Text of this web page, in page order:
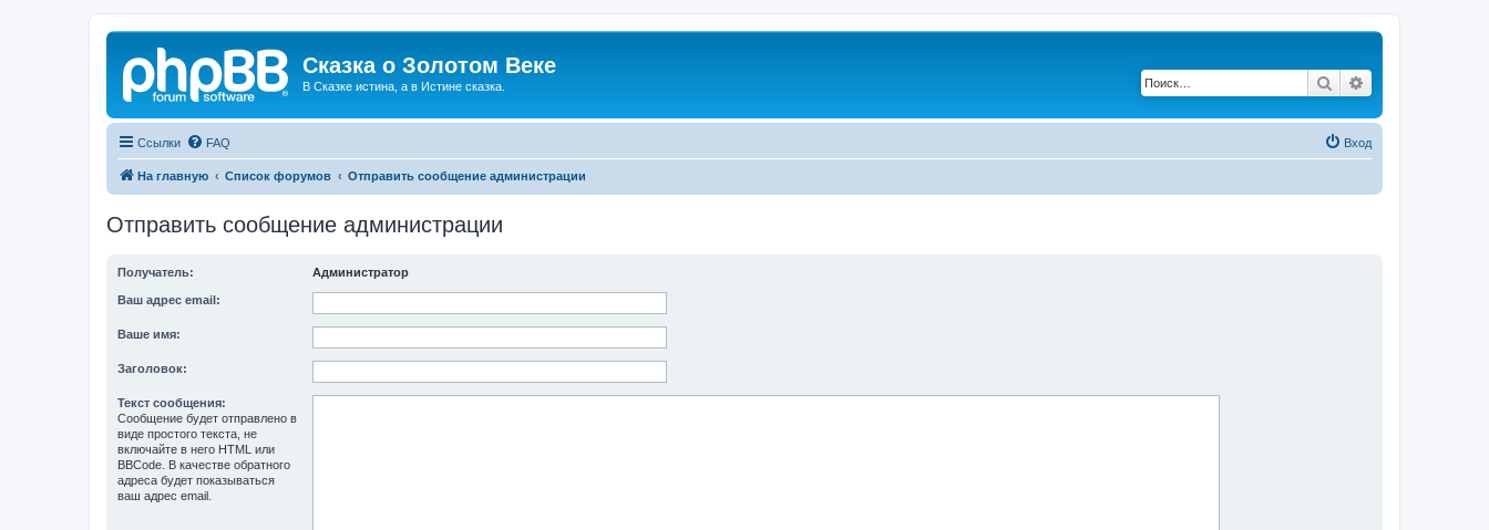
Сказка о Золотом Веке
В Сказке истина, а в Истине сказка. Поиск
Ссылки FAQ Вход
На главную Список форумов Отправить сообщение администрации
Отправить сообщение администрации
Получатель: Администратор
Ваш адрес email:
Ваше имя:
Заголовок:
Текст сообщения:
Сообщение будет отправлено в
виде простого текста, не
включайте в него HTML или
BBCode. В качестве обратного
адреса будет показываться
ваш адрес email.